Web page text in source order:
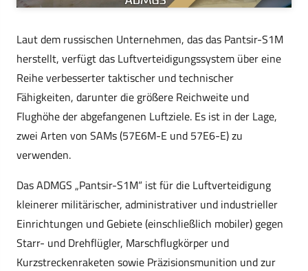
Laut dem russischen Unternehmen, das das Pantsir-S1M
herstellt, verfügt das Luftverteidigungssystem über eine
Reihe verbesserter taktischer und technischer
Fähigkeiten, darunter die größere Reichweite und
Flughöhe der abgefangenen Luftziele. Es ist in der Lage,
zwei Arten von SAMs (57E6M-E und 57E6-E) zu
verwenden.
Das ADMGS „Pantsir-S1M“ ist für die Luftverteidigung
kleinerer militärischer, administrativer und industrieller
Einrichtungen und Gebiete (einschließlich mobiler) gegen
Starr- und Drehflügler, Marschflugkörper und
Kurzstreckenraketen sowie Präzisionsmunition und zur